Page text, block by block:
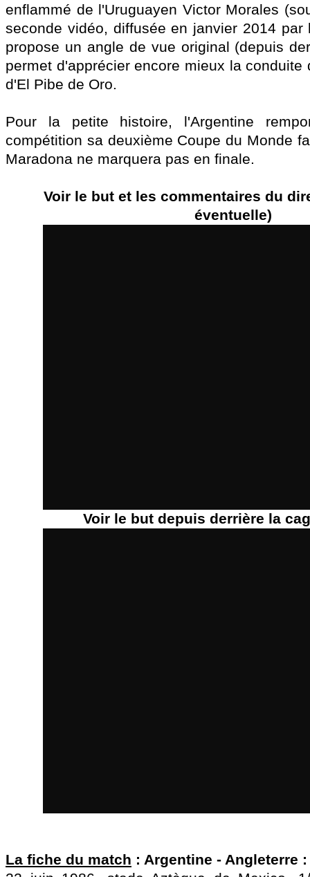
enflammé de l'Uruguayen Victor Morales
seconde vidéo, diffusée en janvier 2014 par
propose un angle de vue original (depuis
permet d'apprécier encore mieux la conduite
d'El Pibe de Oro.
Pour la petite histoire, l'Argentine
compétition sa deuxième Coupe du Monde
Maradona ne marquera pas en finale.
Voir le but et les commentaires du
éventuelle)
Voir le but depuis derrière la
La fiche du match : Argentine - Angleterre :